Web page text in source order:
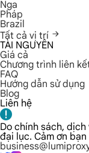
Nga
Pháp
Brazil
Tất cả vị trí
TÀI NGUYÊN
Giá cả
Chương trình liên
FAQ
Hướng dẫn sử dụng
Blog
Liên hệ
Do chính sách, dịch
đại lục. Cảm ơn